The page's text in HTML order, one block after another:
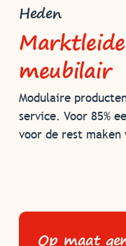
Heden
meubilair
Modulaire
service. Voor 85%
voor de rest
Op maat